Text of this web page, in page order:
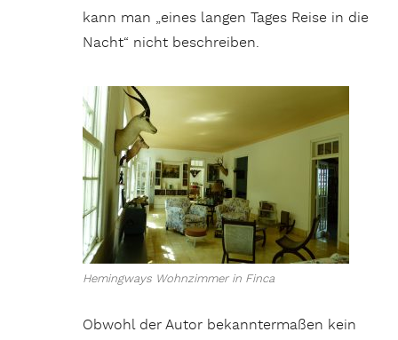
kann man „eines langen Tages Reise in die
Nacht“ nicht beschreiben.
Hemingways Wohnzimmer in Finca
Obwohl der Autor bekanntermaßen kein